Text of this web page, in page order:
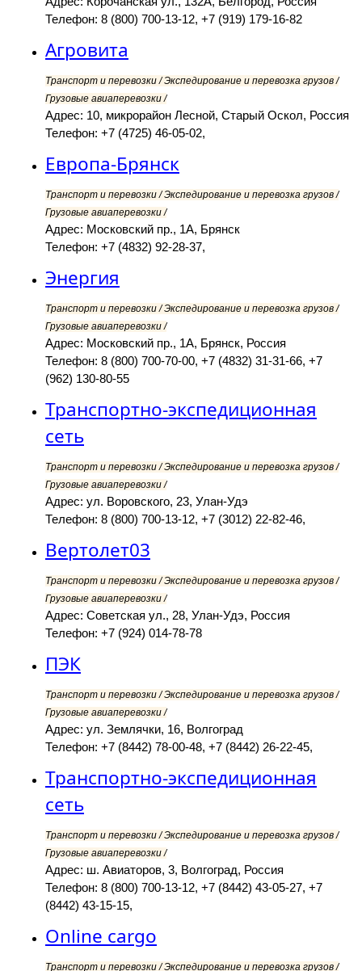
Телефон: 8 (800) 700-13-12, +7 (919) 179-16-82
Агровита
Транспорт и перевозки / Экспедирование и перевозка грузов /
Грузовые авиаперевозки /
Адрес: 10, микрорайон Лесной, Старый Оскол, Россия
Телефон: +7 (4725) 46-05-02,
Европа-Брянск
Транспорт и перевозки / Экспедирование и перевозка грузов /
Грузовые авиаперевозки /
Адрес: Московский пр., 1А, Брянск
Телефон: +7 (4832) 92-28-37,
Энергия
Транспорт и перевозки / Экспедирование и перевозка грузов /
Грузовые авиаперевозки /
Адрес: Московский пр., 1А, Брянск, Россия
Телефон: 8 (800) 700-70-00, +7 (4832) 31-31-66, +7
(962) 130-80-55
Транспортно-экспедиционная
сеть
Транспорт и перевозки / Экспедирование и перевозка грузов /
Грузовые авиаперевозки /
Адрес: ул. Воровского, 23, Улан-Удэ
Телефон: 8 (800) 700-13-12, +7 (3012) 22-82-46,
Вертолет03
Транспорт и перевозки / Экспедирование и перевозка грузов /
Грузовые авиаперевозки /
Адрес: Советская ул., 28, Улан-Удэ, Россия
Телефон: +7 (924) 014-78-78
ПЭК
Транспорт и перевозки / Экспедирование и перевозка грузов /
Грузовые авиаперевозки /
Адрес: ул. Землячки, 16, Волгоград
Телефон: +7 (8442) 78-00-48, +7 (8442) 26-22-45,
Транспортно-экспедиционная
сеть
Транспорт и перевозки / Экспедирование и перевозка грузов /
Грузовые авиаперевозки /
Адрес: ш. Авиаторов, 3, Волгоград, Россия
Телефон: 8 (800) 700-13-12, +7 (8442) 43-05-27, +7
(8442) 43-15-15,
Online cargo
Транспорт и перевозки / Экспедирование и перевозка грузов /